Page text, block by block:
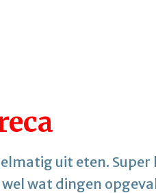
uit eten. Super
wat dingen